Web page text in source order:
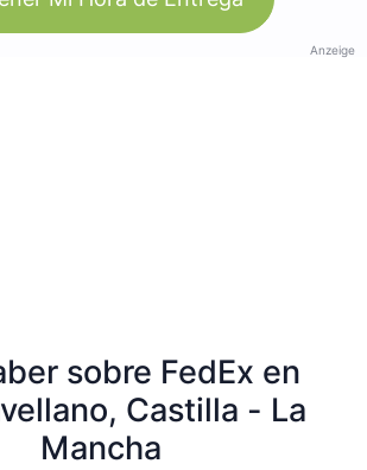
Anzeige
sobre FedEx en
Castilla - La
Mancha